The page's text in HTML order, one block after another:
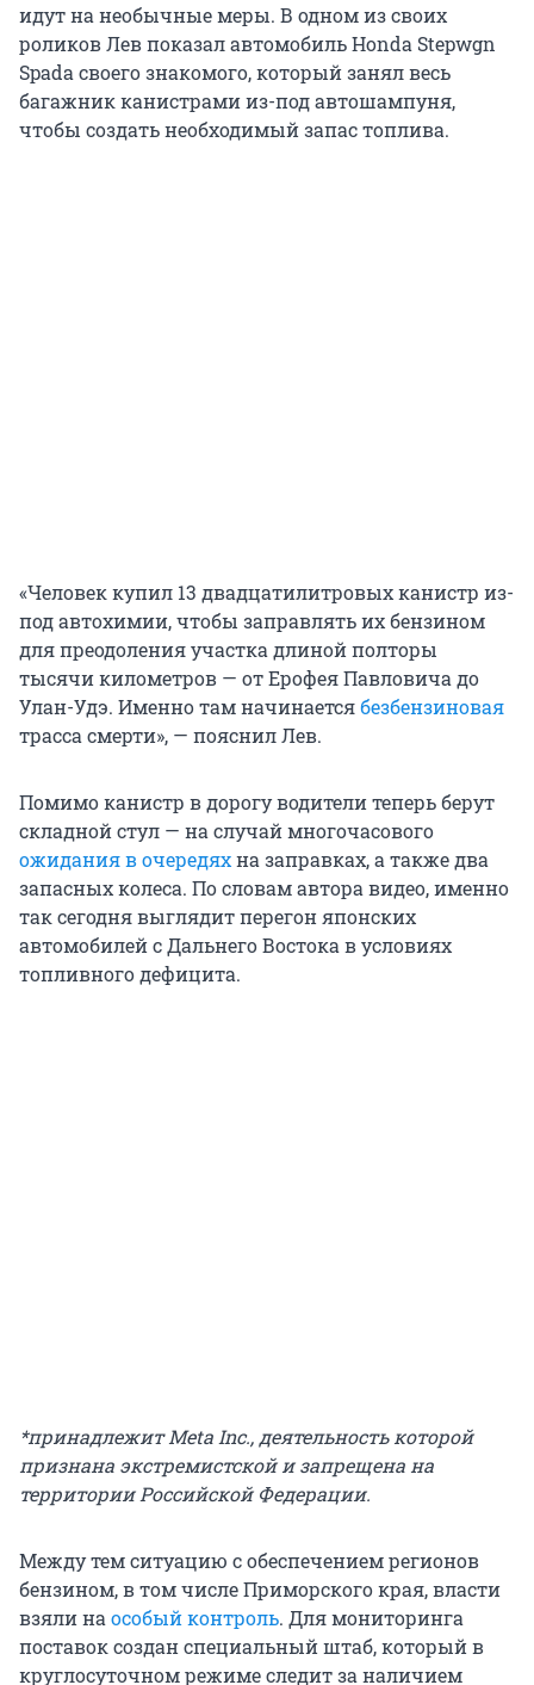
идут на необычные меры. В одном из своих
роликов Лев показал автомобиль Honda Stepwgn
Spada своего знакомого, который занял весь
багажник канистрами из-под автошампуня,
чтобы создать необходимый запас топлива.
«Человек купил 13 двадцатилитровых канистр из-
под автохимии, чтобы заправлять их бензином
для преодоления участка длиной полторы
тысячи километров — от Ерофея Павловича до
Улан-Удэ. Именно там начинаетсябезбензиновая
трасса смерти», — пояснил Лев.
Помимо канистр в дорогу водители теперь берут
складной стул — на случай многочасового
ожидания в очередяхна заправках, а также два
запасных колеса. По словам автора видео, именно
так сегодня выглядит перегон японских
автомобилей с Дальнего Востока в условиях
топливного дефицита.
*принадлежит Meta Inc., деятельность которой
признана экстремистской и запрещена на
территории Российской Федерации.
Между тем ситуацию с обеспечением регионов
бензином, в том числе Приморского края, власти
взяли на особый контроль. Для мониторинга
поставок создан специальный штаб, который в
круглосуточном режиме следит за наличием